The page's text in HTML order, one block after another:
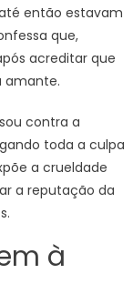
então estavam
que,
acreditar que
amante.
contra a
toda a culpa
a crueldade
a reputação da
à